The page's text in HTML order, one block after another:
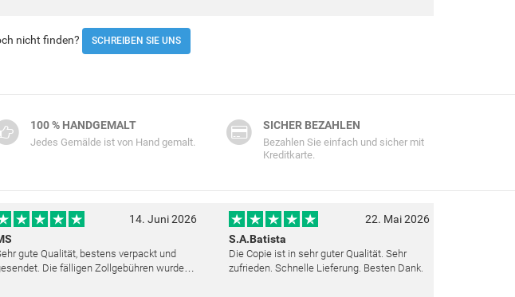
nicht finden? SCHREIBEN SIE UNS
100 % HANDGEMALT
Jedes Gemälde ist von Hand gemalt.
SICHER BEZAHLEN
Bezahlen Sie einfach und sicher mit
Kreditkarte.
14. Juni 2026
gute Qualität, bestens verpackt und
Die fälligen Zollgebühren wurden
22. Mai 2026
S.A.Batista
Die Copie ist in sehr guter Qualität. Sehr
zufrieden. Schnelle Lieferung. Besten Dank.